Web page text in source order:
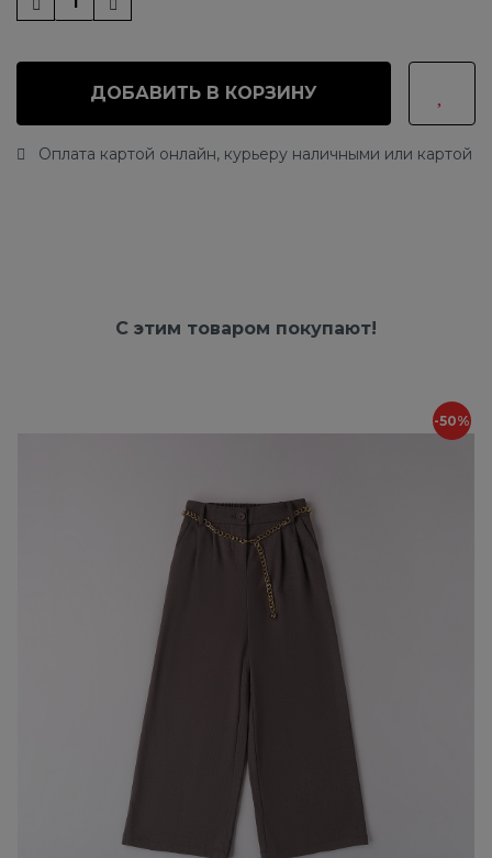
ДОБАВИТЬ В КОРЗИНУ
Оплата картой онлайн, курьеру наличными или картой
С этим товаром покупают!
-50%